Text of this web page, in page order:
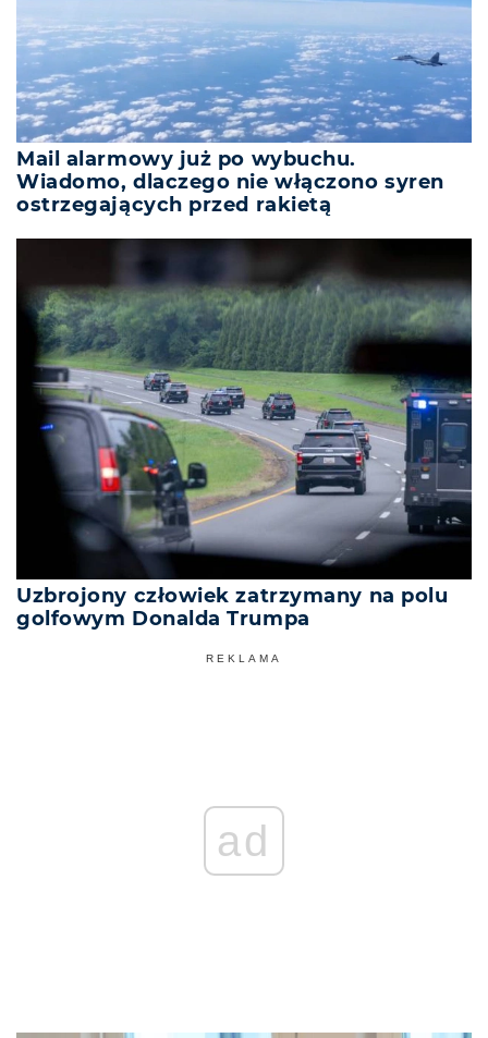
Mail alarmowy już po wybuchu.
Wiadomo, dlaczego nie włączono syren
ostrzegających przed rakietą
Uzbrojony człowiek zatrzymany na polu
golfowym Donalda Trumpa
REKLAMA
ad